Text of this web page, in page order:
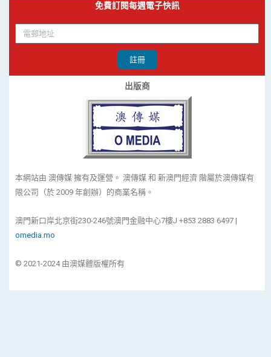
免費訂閱每週電子快訊
註冊
出版商
本網站由 澳傳媒 擁有及運營。 澳傳媒 和 新澳門經濟 階屬於澳傳媒有
限公司（於 2009 年創辦）的商業名稱。
澳門新口岸北京街230-246號澳門金融中心7樓J +853 2883 6497 |
omedia.mo
© 2021-2024 由澳媒體版權所有